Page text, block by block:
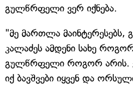
გულწრფელი ვერ იქნება.
"მე მართლა
კალაძეს ამდენი სახე
გულწრფელი როგორ არის.
იქ ბავშვები იყვენ და